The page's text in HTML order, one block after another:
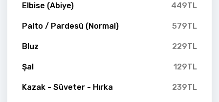
Elbise (Abiye) 449TL
Palto / Pardesü (Normal) 579TL
Bluz 229TL
Şal 129TL
Kazak - Süveter - Hırka 239TL